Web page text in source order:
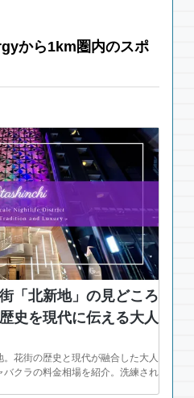
から1km圏内のスポ
「北新地」の見どころ
史を現代に伝える大人
花街の歴史と現代が融合した大人
クラの料金相場を紹介。洗練され